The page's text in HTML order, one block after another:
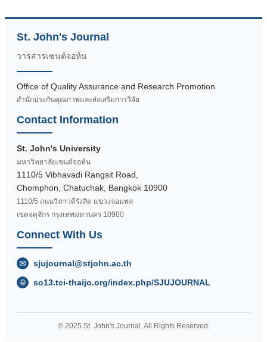
St. John's Journal
วารสารเซนต์จอห์น
Office of Quality Assurance and Research Promotion
สำนักประกันคุณภาพและส่งเสริมการวิจัย
Contact Information
St. John's University
มหาวิทยาลัยเซนต์จอห์น
1110/5 Vibhavadi Rangsit Road,
Chomphon, Chatuchak, Bangkok 10900
1110/5 ถนนวิภาวดีรังสิต แขวงจอมพล
เขตจตุจักร กรุงเทพมหานคร 10900
Connect With Us
✉
sjujournal@stjohn.ac.th
🌐
so13.tci-thaijo.org/index.php/SJUJOURNAL
© 2025 St. John's Journal. All Rights Reserved.